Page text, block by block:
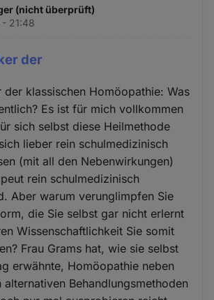
(nicht überprüft)
- 21:48
der
der klassischen Homöopathie: Was
Es ist für mich vollkommen
sich selbst diese Heilmethode
lieber rein schulmedizinisch
(mit all den Nebenwirkungen)
rein schulmedizinisch
Aber warum verunglimpfen Sie
die Sie selbst gar nicht erlernt
Wissenschaftlichkeit Sie somit
Frau Grams hat, wie sie selbst
erwähnte, Homöopathie neben
alternativen Behandlungsmethoden